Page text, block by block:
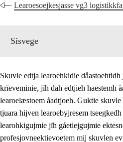
Learoesoejkesjasse vg3
Sisvege
Skuvle edtja learoehkidie
krïeveminie, jïh dah edtjieh haestemh
learoelæstoem åadtjoeh. Guktie
tjuara hijven learoebyjresem
learohkigujmie jïh gåetiejgujmie
profesjovneektievoetem mij skuvlen